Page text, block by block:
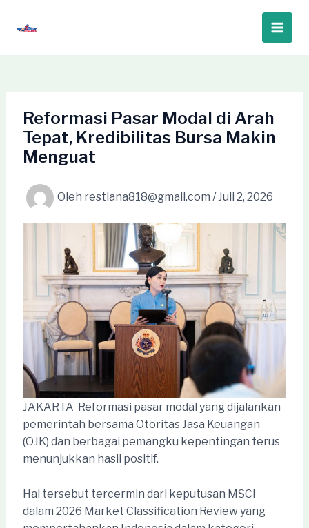
Main
Reformasi Pasar Modal di Arah
Tepat, Kredibilitas Bursa Makin
Menguat
Oleh restiana818@gmail.com /Juli 2, 2026
JAKARTA  Reformasi pasar modal yang dijalankan
pemerintah bersama Otoritas Jasa Keuangan
(OJK) dan berbagai pemangku kepentingan terus
menunjukkan hasil positif.
Hal tersebut tercermin dari keputusan MSCI
dalam 2026 Market Classification Review yang